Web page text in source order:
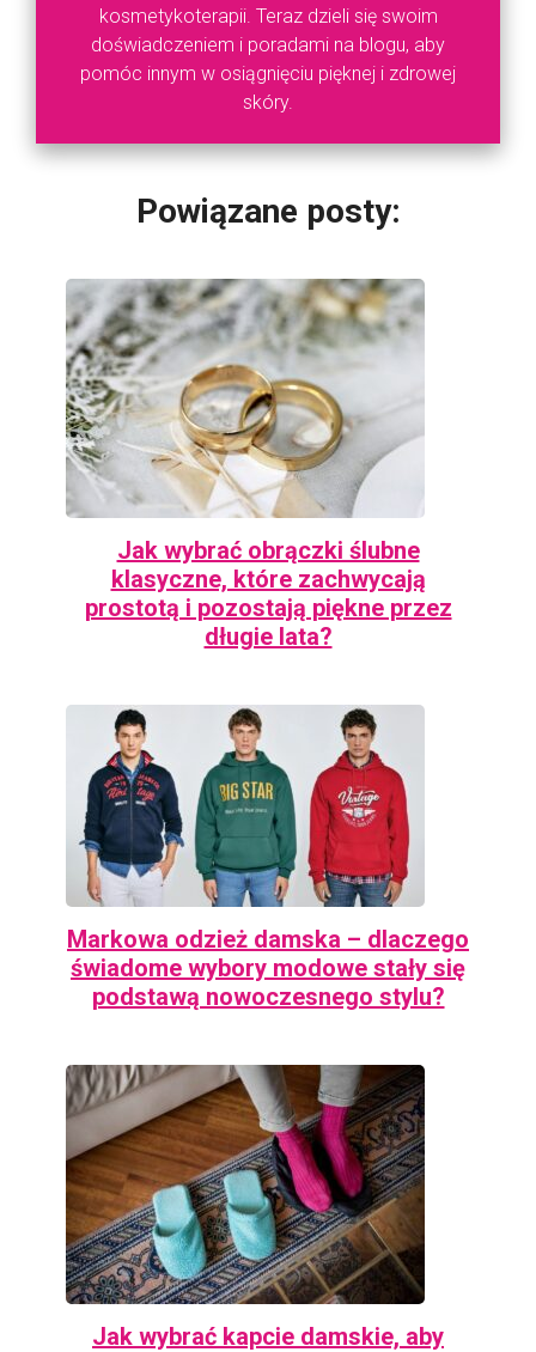
kosmetykoterapii. Teraz dzieli się swoim
doświadczeniem i poradami na blogu, aby
pomóc innym w osiągnięciu pięknej i zdrowej
skóry.
Powiązane posty:
Jak wybrać obrączki ślubne
klasyczne, które zachwycają
prostotą i pozostają piękne przez
długie lata?
Markowa odzież damska – dlaczego
świadome wybory modowe stały się
podstawą nowoczesnego stylu?
Jak wybrać kapcie damskie, aby